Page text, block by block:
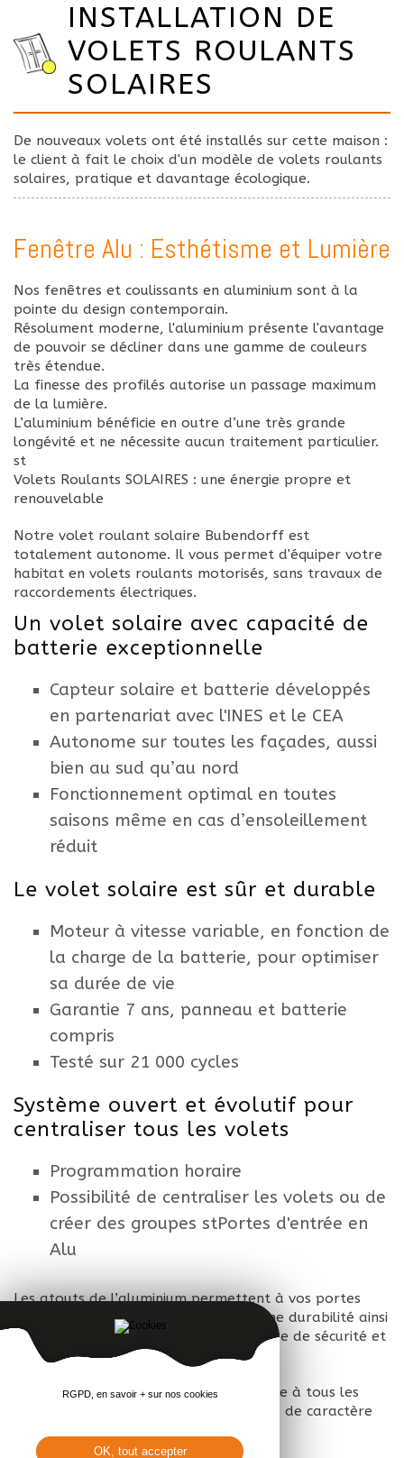
INSTALLATION DE
VOLETS ROULANTS
SOLAIRES
De nouveaux volets ont été installés sur cette maison :
le client à fait le choix d'un modèle de volets roulants
solaires, pratique et davantage écologique.
Fenêtre Alu : Esthétisme et Lumière
Nos fenêtres et coulissants en aluminium sont à la
pointe du design contemporain.
Résolument moderne, l'aluminium présente l'avantage
de pouvoir se décliner dans une gamme de couleurs
très étendue.
La finesse des profilés autorise un passage maximum
de la lumière.
L’aluminium bénéficie en outre d’une très grande
longévité et ne nécessite aucun traitement particulier.
st
Volets Roulants SOLAIRES : une énergie propre et
renouvelable
Notre volet roulant solaire Bubendorff est
totalement autonome. Il vous permet d'équiper votre
habitat en volets roulants motorisés, sans travaux de
raccordements électriques.
Un volet solaire avec capacité de
batterie exceptionnelle
Capteur solaire et batterie développés
en partenariat avec l'INES et le CEA
Autonome sur toutes les façades, aussi
bien au sud qu’au nord
Fonctionnement optimal en toutes
saisons même en cas d’ensoleillement
réduit
Le volet solaire est sûr et durable
Moteur à vitesse variable, en fonction de
la charge de la batterie, pour optimiser
sa durée de vie
Garantie 7 ans, panneau et batterie
compris
Testé sur 21 000 cycles
Système ouvert et évolutif pour
centraliser tous les volets
Programmation horaire
Possibilité de centraliser les volets ou de
créer des groupes stPortes d'entrée en
Alu
Les atouts de l’aluminium permettent à vos portes
d’entrées alu de bénéficier d’une bonne durabilité ainsi
que de hautes performances en matière de sécurité et
d’isolation.
Pratique et coloré, l’aluminium s’adapte à tous les
styles et toutes les envies, aux maisons de caractère
RGPD, en savoir + sur nos cookies
OK, tout accepter